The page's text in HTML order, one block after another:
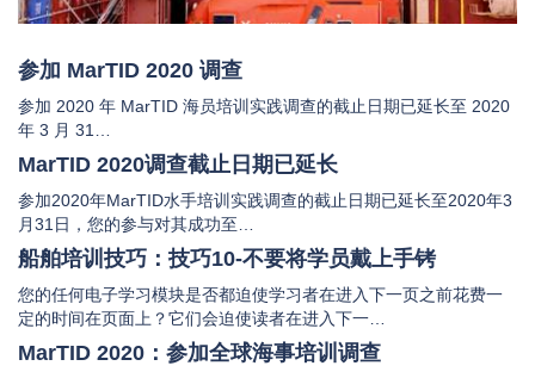
参加 MarTID 2020 调查
参加 2020 年 MarTID 海员培训实践调查的截止日期已延长至 2020
年 3 月 31…
MarTID 2020调查截止日期已延长
参加2020年MarTID水手培训实践调查的截止日期已延长至2020年3
月31日，您的参与对其成功至…
船舶培训技巧：技巧10-不要将学员戴上手铐
您的任何电子学习模块是否都迫使学习者在进入下一页之前花费一
定的时间在页面上？它们会迫使读者在进入下一…
MarTID 2020：参加全球海事培训调查